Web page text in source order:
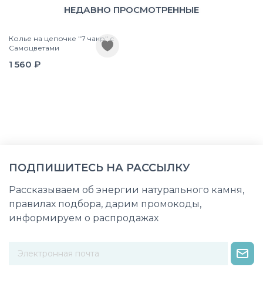
НЕДАВНО ПРОСМОТРЕННЫЕ
Колье на цепочке "7 чакр" с
Самоцветами
1 560 ₽
ПОДПИШИТЕСЬ НА РАССЫЛКУ
Рассказываем об энергии натурального камня,
правилах подбора, дарим промокоды,
информируем о распродажах